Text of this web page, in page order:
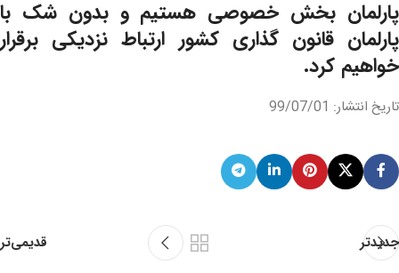
پارلمان بخش خصوصی هستیم و بدون شک با
پارلمان قانون گذاری کشور ارتباط نزدیکی برقرار
خواهیم کرد.
تاریخ انتشار: 99/07/01
جدیدتر قدیمی‌تر